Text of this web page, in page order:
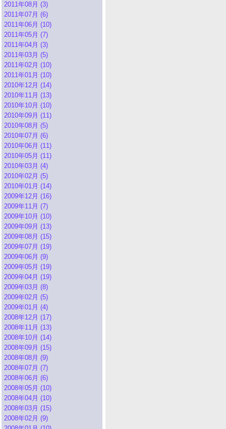
2011年08月 (3)
2011年07月 (6)
2011年06月 (10)
2011年05月 (7)
2011年04月 (3)
2011年03月 (5)
2011年02月 (10)
2011年01月 (10)
2010年12月 (14)
2010年11月 (13)
2010年10月 (10)
2010年09月 (11)
2010年08月 (5)
2010年07月 (6)
2010年06月 (11)
2010年05月 (11)
2010年03月 (4)
2010年02月 (5)
2010年01月 (14)
2009年12月 (16)
2009年11月 (7)
2009年10月 (10)
2009年09月 (13)
2009年08月 (15)
2009年07月 (19)
2009年06月 (9)
2009年05月 (19)
2009年04月 (19)
2009年03月 (8)
2009年02月 (5)
2009年01月 (4)
2008年12月 (17)
2008年11月 (13)
2008年10月 (14)
2008年09月 (15)
2008年08月 (9)
2008年07月 (7)
2008年06月 (6)
2008年05月 (10)
2008年04月 (10)
2008年03月 (15)
2008年02月 (9)